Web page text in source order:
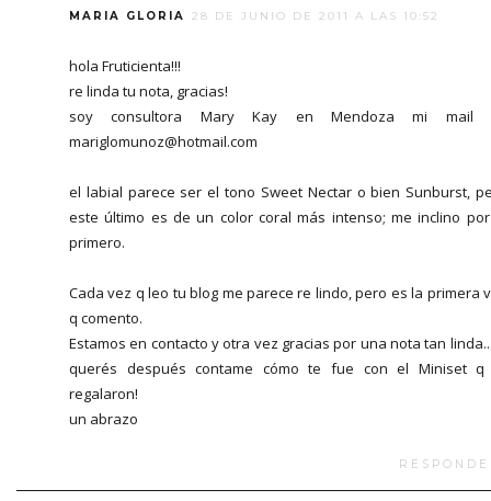
MARIA GLORIA 28 DE JUNIO DE 2011 A LAS 10:52
hola Fruticienta!!!
re linda tu nota, gracias!
soy consultora Mary Kay en Mendoza mi mail
mariglomunoz@hotmail.com
el labial parece ser el tono Sweet Nectar o bien Sunburst,
este último es de un color coral más intenso; me inclino
primero.
Cada vez q leo tu blog me parece re lindo, pero es la primera
q comento.
Estamos en contacto y otra vez gracias por una nota tan
querés después contame cómo te fue con el Miniset
regalaron!
un abrazo